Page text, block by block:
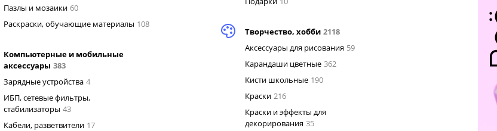
Пазлы и мозаики 60
Раскраски, обучающие материалы 108
Компьютерные и мобильные
аксессуары 383
Зарядные устройства 4
ИБП, сетевые фильтры,
стабилизаторы 43
Кабели, разветвители 17
Творчество, хобби 2118
Аксессуары для рисования 59
Карандаши цветные 362
Кисти школьные 190
Краски 216
Краски и эффекты для
декорирования 35